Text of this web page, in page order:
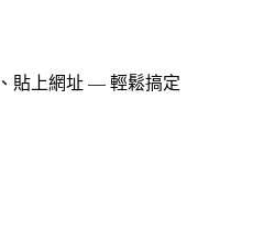
貼上網址 — 輕鬆搞定